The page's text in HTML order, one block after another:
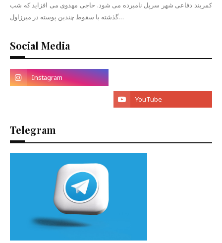
کمربند دفاعی شهر سرپل نامبرده می شود. حاجی مهدوی می افزاید که شب
گذشته با سقوط چندین پوسته در میرزاول…
Social Media
Telegram